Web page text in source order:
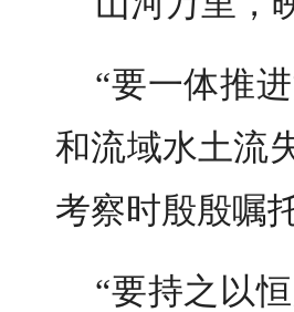
“要一体推
和流域水土流
考察时殷殷嘱托
“要持之以